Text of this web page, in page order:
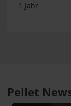
1 Jahr
Pellet